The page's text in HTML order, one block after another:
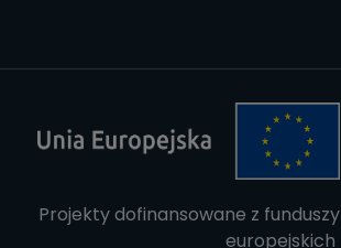
Projekty dofinansowane z funduszy
europejskich